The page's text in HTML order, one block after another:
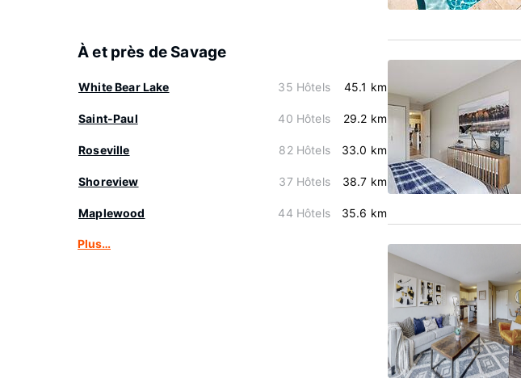
À et près de Savage
White Bear Lake 35 Hôtels 45.1 km
Saint-Paul 40 Hôtels 29.2 km
Roseville 82 Hôtels 33.0 km
Shoreview 37 Hôtels 38.7 km
Maplewood 44 Hôtels 35.6 km
Plus…